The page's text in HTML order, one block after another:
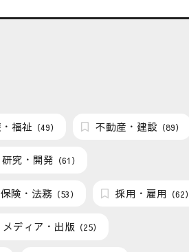
福祉 （49） 不動産・建設 （89）
究・開発 （61）
険・法務 （53） 採用・雇用 （62）
ディア・出版 （25）